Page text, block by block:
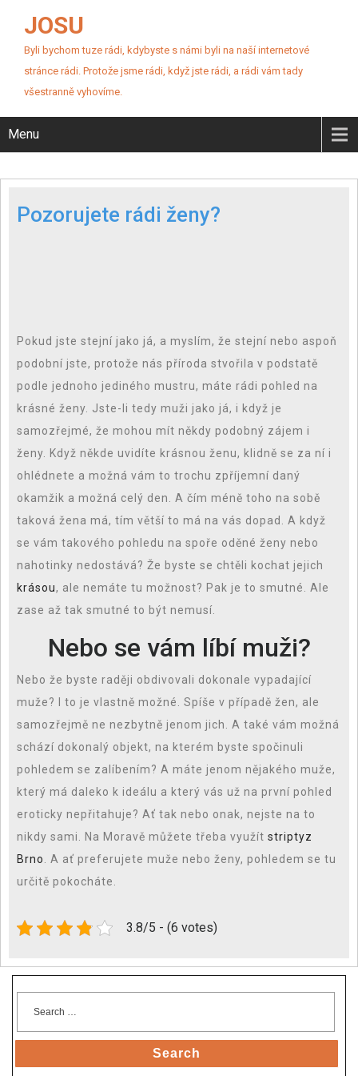
JOSU
Byli bychom tuze rádi, kdybyste s námi byli na naší internetové
stránce rádi. Protože jsme rádi, když jste rádi, a rádi vám tady
všestranně vyhovíme.
Menu
Pozorujete rádi ženy?
Pokud jste stejní jako já, a myslím, že stejní nebo aspoň
podobní jste, protože nás příroda stvořila v podstatě
podle jednoho jediného mustru, máte rádi pohled na
krásné ženy. Jste-li tedy muži jako já, i když je
samozřejmé, že mohou mít někdy podobný zájem i
ženy. Když někde uvidíte krásnou ženu, klidně se za ní i
ohlédnete a možná vám to trochu zpříjemní daný
okamžik a možná celý den. A čím méně toho na sobě
taková žena má, tím větší to má na vás dopad. A když
se vám takového pohledu na spoře oděné ženy nebo
nahotinky nedostává? Že byste se chtěli kochat jejich
krásou, ale nemáte tu možnost? Pak je to smutné. Ale
zase až tak smutné to být nemusí.
Nebo se vám líbí muži?
Nebo že byste raději obdivovali dokonale vypadající
muže? I to je vlastně možné. Spíše v případě žen, ale
samozřejmě ne nezbytně jenom jich. A také vám možná
schází dokonalý objekt, na kterém byste spočinuli
pohledem se zalíbením? A máte jenom nějakého muže,
který má daleko k ideálu a který vás už na první pohled
eroticky nepřitahuje? Ať tak nebo onak, nejste na to
nikdy sami. Na Moravě můžete třeba využít striptyz
Brno
. A ať preferujete muže nebo ženy, pohledem se tu
určitě pokocháte.
3.8/5 - (6 votes)
Search